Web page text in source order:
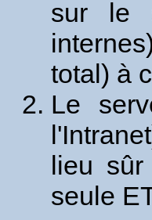
sur le
total) à
Le
lieu sûr
seule